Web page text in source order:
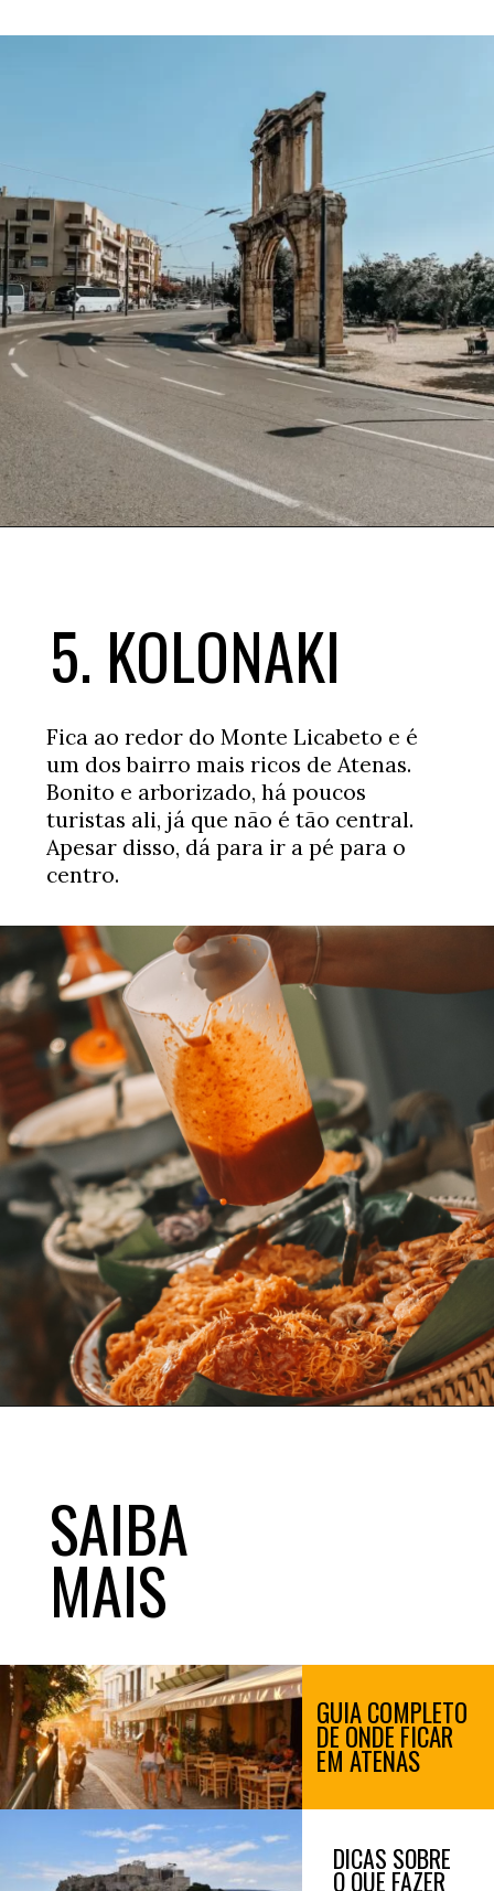
Fica ao redor do Monte Licabeto e é
um dos bairro mais ricos de Atenas.
Bonito e arborizado, há poucos
turistas ali, já que não é tão central.
Apesar disso, dá para ir a pé para o
centro.
5. KOLONAKI
GUIA COMPLETO
DE ONDE FICAR
EM ATENAS
DICAS SOBRE
O QUE FAZER
SAIBA
MAIS